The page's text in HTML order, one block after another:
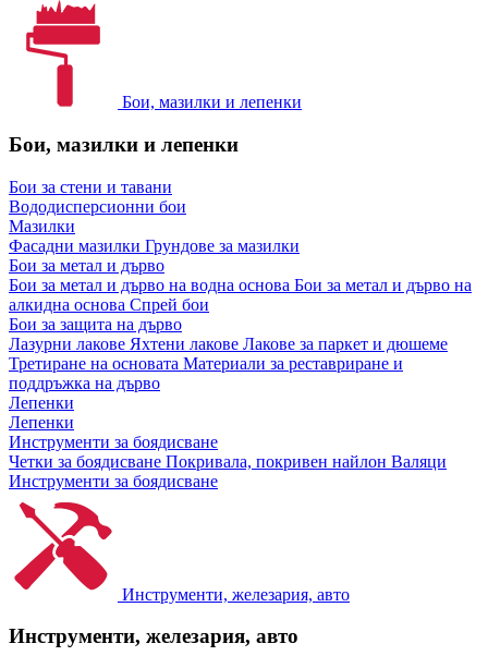
Бои, мазилки и лепенки
Бои, мазилки и лепенки
Бои за стени и тавани
Вододисперсионни бои
Мазилки
Фасадни мазилки Грундове за мазилки
Бои за метал и дърво
Бои за метал и дърво на водна основа Бои за метал и дърво на
алкидна основа Спрей бои
Бои за защита на дърво
Лазурни лакове Яхтени лакове Лакове за паркет и дюшеме
Третиране на основата Материали за реставриране и
поддръжка на дърво
Лепенки
Лепенки
Инструменти за боядисване
Четки за боядисване Покривала, покривен найлон Валяци
Инструменти за боядисване
Инструменти, железария, авто
Инструменти, железария, авто